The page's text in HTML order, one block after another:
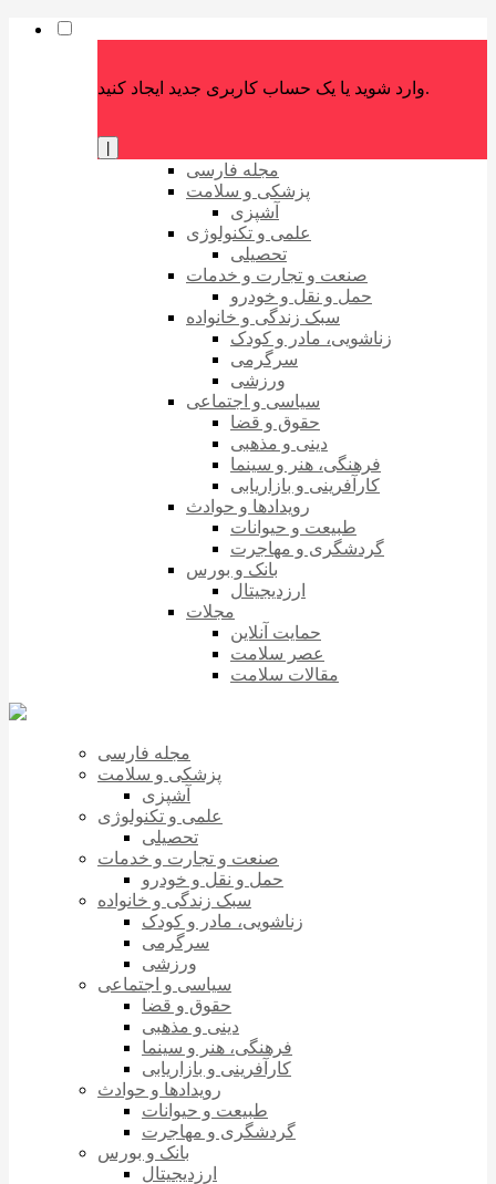
وارد شوید یا یک حساب کاربری جدید ایجاد کنید.
مجله فارسی
پزشکی و سلامت
آشپزی
علمی و تکنولوژی
تحصیلی
صنعت و تجارت و خدمات
حمل و نقل و خودرو
سبک زندگی و خانواده
زناشویی، مادر و کودک
سرگرمی
ورزشی
سیاسی و اجتماعی
حقوق و قضا
دینی و مذهبی
فرهنگی، هنر و سینما
کارآفرینی و بازاریابی
رویدادها و حوادث
طبیعت و حیوانات
گردشگری و مهاجرت
بانک و بورس
ارزدیجیتال
مجلات
حمایت آنلاین
عصر سلامت
مقالات سلامت
مجله فارسی
پزشکی و سلامت
آشپزی
علمی و تکنولوژی
تحصیلی
صنعت و تجارت و خدمات
حمل و نقل و خودرو
سبک زندگی و خانواده
زناشویی، مادر و کودک
سرگرمی
ورزشی
سیاسی و اجتماعی
حقوق و قضا
دینی و مذهبی
فرهنگی، هنر و سینما
کارآفرینی و بازاریابی
رویدادها و حوادث
طبیعت و حیوانات
گردشگری و مهاجرت
بانک و بورس
ارزدیجیتال